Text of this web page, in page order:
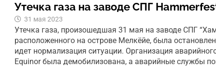
Утечка газа на заводе СПГ
31 мая 2023
Утечка газа, произошедшая 31 мая на заводе СПГ
расположенного на острове Мелкёйе, была
идет нормализация ситуации. Организация
Equinor была демобилизована, а аварийные службы